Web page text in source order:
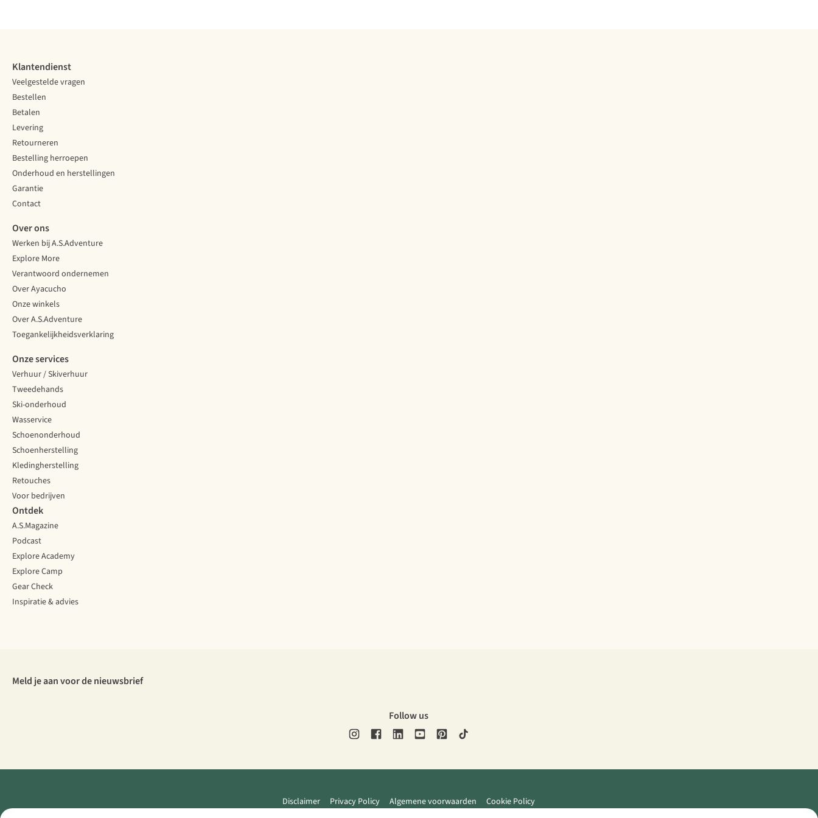
Klantendienst
Veelgestelde vragen
Bestellen
Betalen
Levering
Retourneren
Bestelling herroepen
Onderhoud en herstellingen
Garantie
Contact
Over ons
Werken bij A.S.Adventure
Explore More
Verantwoord ondernemen
Over Ayacucho
Onze winkels
Over A.S.Adventure
Toegankelijkheidsverklaring
Onze services
Verhuur / Skiverhuur
Tweedehands
Ski-onderhoud
Wasservice
Schoenonderhoud
Schoenherstelling
Kledingherstelling
Retouches
Voor bedrijven
Ontdek
A.S.Magazine
Podcast
Explore Academy
Explore Camp
Gear Check
Inspiratie & advies
Meld je aan voor de nieuwsbrief
Follow us
Disclaimer Privacy Policy Algemene voorwaarden Cookie Policy